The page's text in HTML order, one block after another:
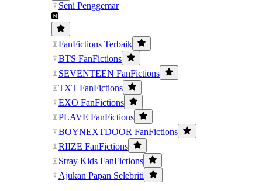
Seni Penggemar
FanFictions Terbaik
BTS FanFictions
SEVENTEEN FanFictions
TXT FanFictions
EXO FanFictions
PLAVE FanFictions
BOYNEXTDOOR FanFictions
RIIZE FanFictions
Stray Kids FanFictions
Ajukan Papan Selebriti